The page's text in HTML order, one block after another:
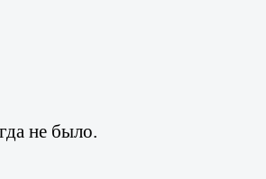
не было.